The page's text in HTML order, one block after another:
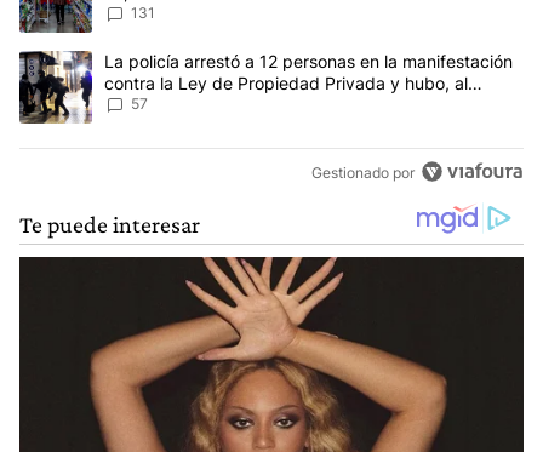
131
Un artículo de tendencia con el título "La policía arrestó a 12
La policía arrestó a 12 personas en la manifestación
contra la Ley de Propiedad Privada y hubo, al
menos, 3 agentes heridos
57
Gestionado por